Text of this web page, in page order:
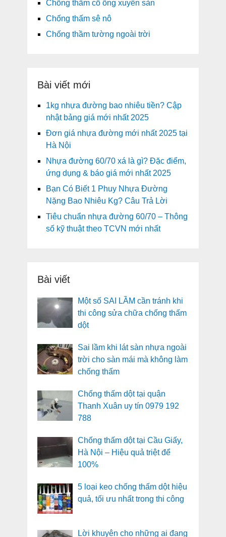
Chống thấm cổ ống xuyên sàn
Chống thấm sê nô
Chống thầm tường ngoài trời
Bài viết mới
1kg nhựa đường bao nhiêu tiền? Cập
nhật bảng giá mới nhất 2025
Đơn giá nhựa đường mới nhất 2025 tại
Hà Nội
Nhựa đường 60/70 xá là gì? Đặc điểm,
ứng dụng & báo giá mới nhất 2025
Bạn Có Biết 1 Phuy Nhựa Đường
Nặng Bao Nhiêu Kg? Câu Trả Lời
Tiêu chuẩn nhựa đường 60/70 – Thông
số kỹ thuật theo TCVN mới nhất
Bài viết
Một số SAI LẦM cần tránh khi
thi công sửa chữa chống thấm
dột
Sai lầm khi lát sàn nhựa ngoài
trời cho sàn mái mà không làm
chống thấm
Chống thấm dột tại quận
Thanh Xuân uy tín 0979 192
788
Chống thấm dột tại Cầu Giấy,
Hà Nội – Hiệu quả triệt để
100%
5 loại keo chống thấm dột hiệu
quả, tối ưu nhất trong thi công
Lời khuyên cho những ai đang